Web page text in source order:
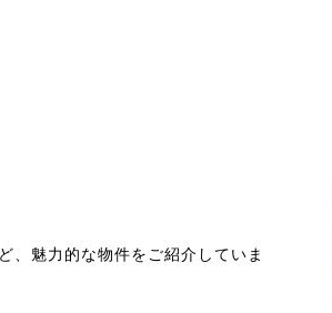
、魅力的な物件をご紹介していま